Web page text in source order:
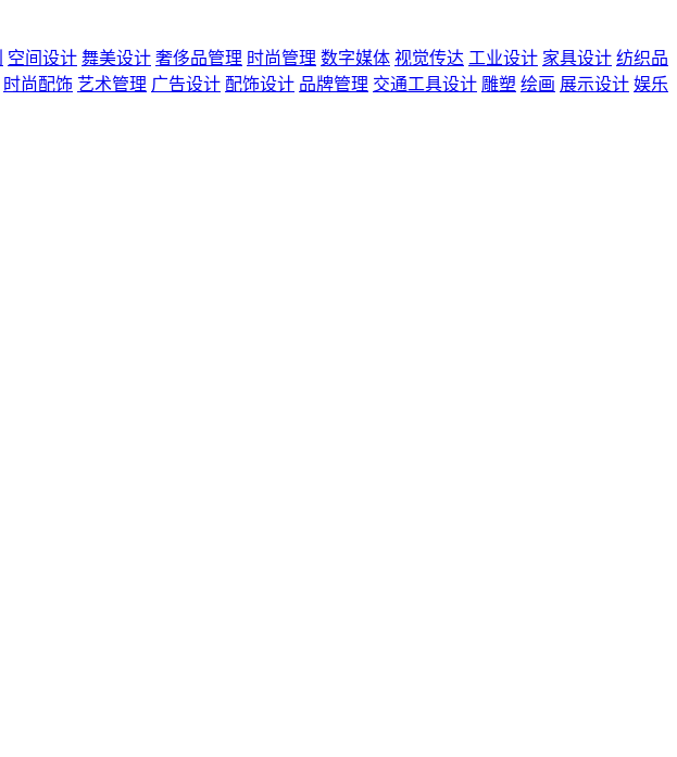
空间设计 舞美设计 奢侈品管理 时尚管理 数字媒体 视觉传达 工业设计 家具设计 纺织品
时尚配饰 艺术管理 广告设计 配饰设计 品牌管理 交通工具设计 雕塑 绘画 展示设计 娱乐